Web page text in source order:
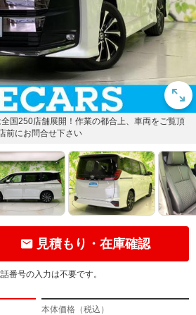
国250店舗展開！作業の都合上、車両をご覧頂
前にお問合せ下さい
見積もり・在庫確認
番号の入力は不要です。
本体価格（税込）